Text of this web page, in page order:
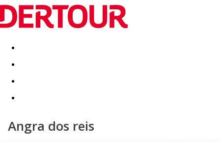
Destinatii Vacanta perfecta OFERTE DE NERATAT
Angra dos reis